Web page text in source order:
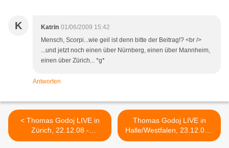
K Katrin 01/06/2009 15:42
Mensch, Scorpi...wie geil ist denn bitte der Beitrag!? <br />
...und jetzt noch einen über Nürnberg, einen über Mannheim,
einen über Zürich... *g*
Antworten
< Thomas Godoj LIVE in
Zürich, 22.12.08 -
Videolinks
Thomas Godoj LIVE in
Halle/Westfalen, 23.12.08 -
Ansichten eines Fans >